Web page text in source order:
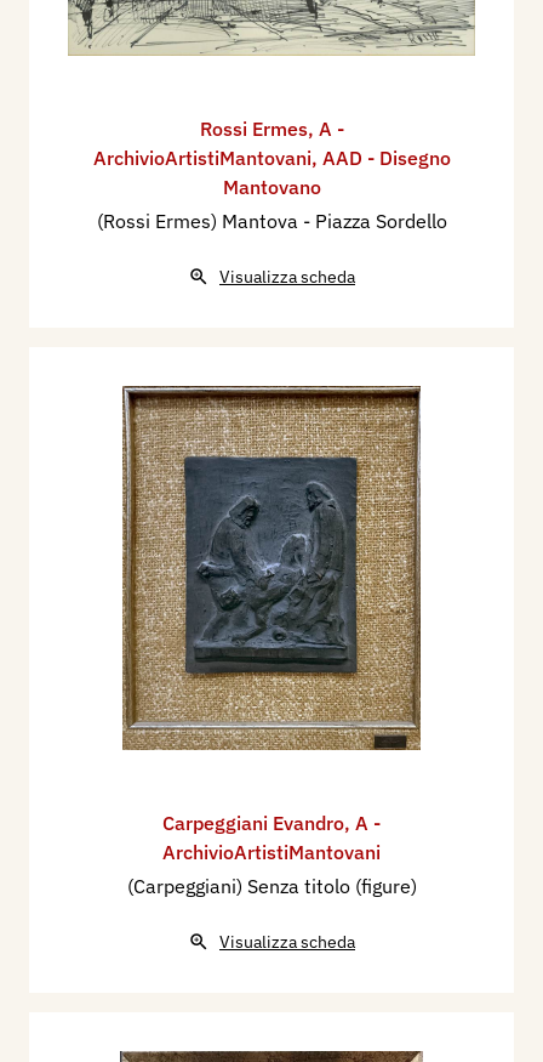
Rossi Ermes, A -
ArchivioArtistiMantovani, AAD - Disegno
Mantovano
(Rossi Ermes) Mantova - Piazza Sordello
Visualizza scheda
Carpeggiani Evandro, A -
ArchivioArtistiMantovani
(Carpeggiani) Senza titolo (figure)
Visualizza scheda